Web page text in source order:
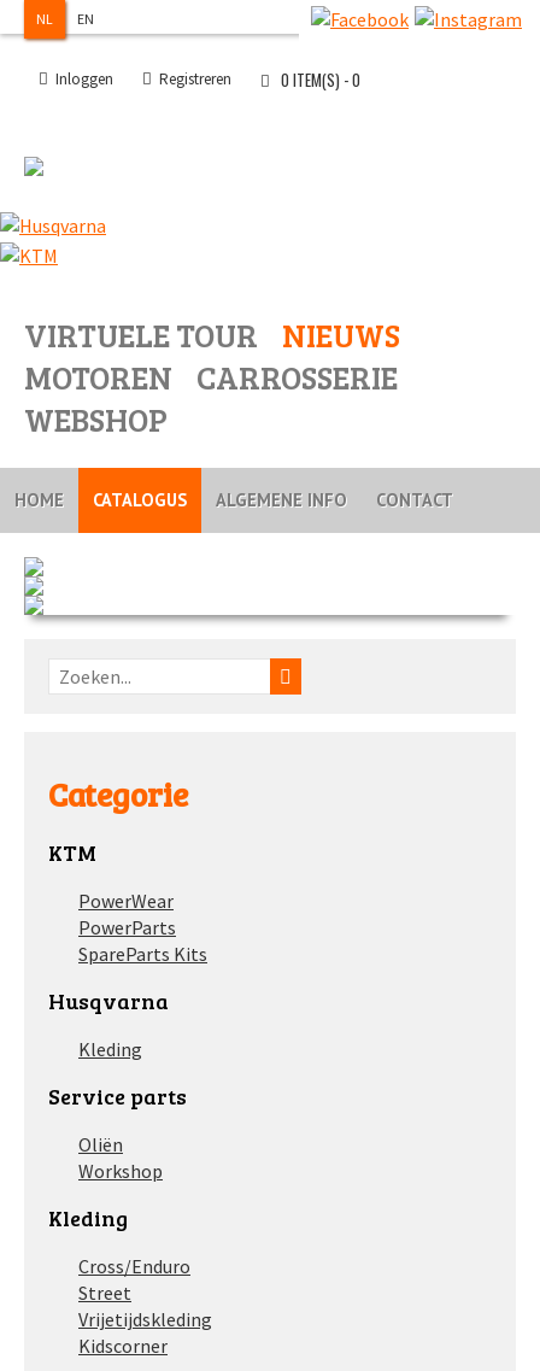
NL EN
Inloggen Registreren 0 ITEM(S) -0
VIRTUELE TOUR NIEUWS
MOTOREN CARROSSERIE
WEBSHOP
HOME CATALOGUS ALGEMENE INFO CONTACT
Categorie
KTM
PowerWear
PowerParts
SpareParts Kits
Husqvarna
Kleding
Service parts
Oliën
Workshop
Kleding
Cross/Enduro
Street
Vrijetijdskleding
Kidscorner